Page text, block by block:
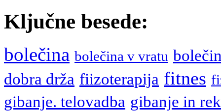
Ključne besede:
bolečina bolečina v vratu
dobra drža fiizoterapija fitnes
gibanje. telovadba gibanje in